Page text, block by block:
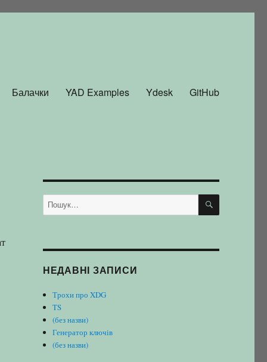
Балачки YAD Examples Ydesk GitHub
Пошук
за
ШУКАТИ
НЕДАВНІ ЗАПИСИ
Трохи про XDG
TS
(без назви)
Генератор ключів
(без назви)